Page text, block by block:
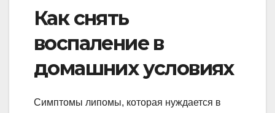
Как снять
воспаление в
домашних условиях
Симптомы липомы, которая нуждается в